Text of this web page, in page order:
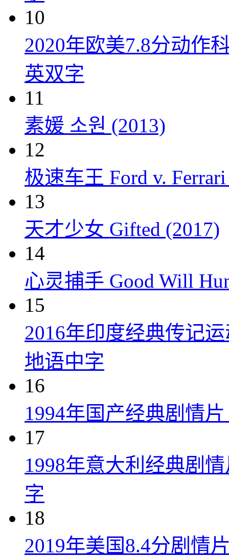
10
2020年欧美7.8分动作
英双字
11
素媛 소원 (2013)
12
极速车王 Ford v.
13
天才少女 Gifted (2017)
14
心灵捕手 Good Will
15
2016年印度经典传记
地语中字
16
1994年国产经典剧情
17
1998年意大利经典剧
字
18
2019年美国8.4分剧情